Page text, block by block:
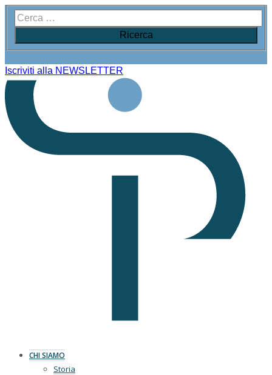
Iscriviti alla NEWSLETTER
CHI SIAMO
Storia